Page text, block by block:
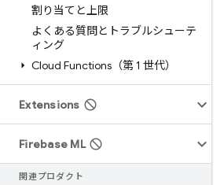
割り当てと上限
よくある質問とトラブルシューテ
ィング
Cloud Functions（第 1 世代）
Extensions
Firebase ML
関連プロダクト